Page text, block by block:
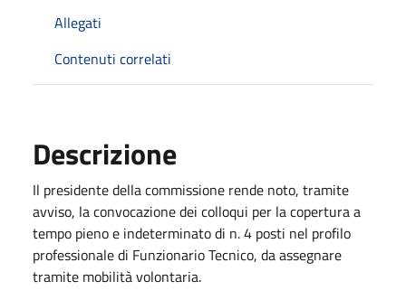
Allegati
Contenuti correlati
Descrizione
Il presidente della commissione rende noto, tramite
avviso, la convocazione dei colloqui per la copertura a
tempo pieno e indeterminato di n. 4 posti nel profilo
professionale di Funzionario Tecnico, da assegnare
tramite mobilità volontaria.